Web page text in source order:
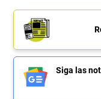
Siga las